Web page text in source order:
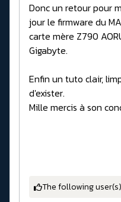
Donc un retour pour
jour le firmware du
carte mère Z790
Gigabyte.
Enfin un tuto clair,
d'exister.
Mille mercis à son
The following